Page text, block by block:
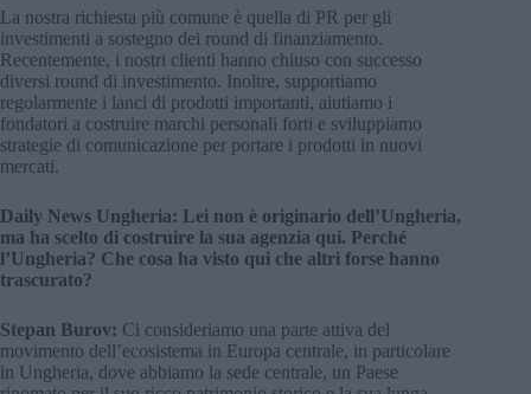
La nostra richiesta più comune è quella di PR per gli
investimenti a sostegno dei round di finanziamento.
Recentemente, i nostri clienti hanno chiuso con successo
diversi round di investimento. Inoltre, supportiamo
regolarmente i lanci di prodotti importanti, aiutiamo i
fondatori a costruire marchi personali forti e sviluppiamo
strategie di comunicazione per portare i prodotti in nuovi
mercati.
Daily News Ungheria: Lei non è originario dell’Ungheria,
ma ha scelto di costruire la sua agenzia qui. Perché
l’Ungheria? Che cosa ha visto qui che altri forse hanno
trascurato?
Stepan Burov: Ci consideriamo una parte attiva del
movimento dell’ecosistema in Europa centrale, in particolare
in Ungheria, dove abbiamo la sede centrale, un Paese